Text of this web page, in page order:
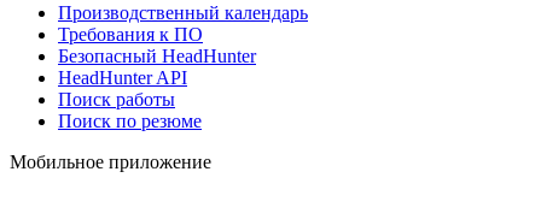
Производственный календарь
Требования к ПО
Безопасный HeadHunter
HeadHunter API
Поиск работы
Поиск по резюме
Мобильное приложение